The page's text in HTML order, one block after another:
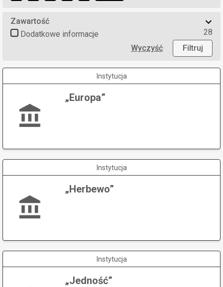
Zawartość
Dodatkowe informacje
28
Wyczyść
Filtruj
Instytucja
„Europa”
Instytucja
„Herbewo”
Instytucja
„Jedność”